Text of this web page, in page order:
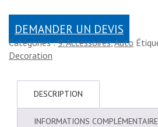
DEMANDER UN DEVIS
Catégories :9. Accessoires,Auto
Decoration
DESCRIPTION
INFORMATIONS